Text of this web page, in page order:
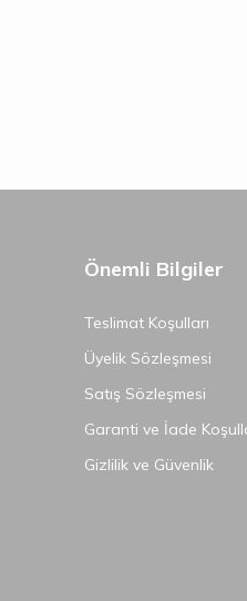
Önemli Bilgiler
Teslimat Koşulları
Üyelik Sözleşmesi
Satış Sözleşmesi
Garanti ve İade
Gizlilik ve Güvenlik